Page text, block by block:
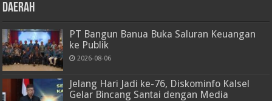
Daerah
PT Bangun Banua Buka Saluran Keuangan
ke Publik
2026-08-06
Jelang Hari Jadi ke-76, Diskominfo Kalsel
Gelar Bincang Santai dengan Media